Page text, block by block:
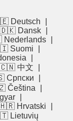
Deutsch
🇩🇰 Dansk
Suomi
中文
Српски
Čeština
Hrvatski
Lietuvių